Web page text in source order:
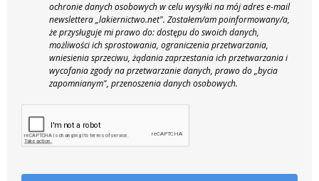
ochronie danych osobowych w celu wysyłki na mój adres e-mail
newslettera „lakiernictwo.net". Zostałem/am poinformowany/a,
że przysługuje mi prawo do: dostępu do swoich danych,
możliwości ich sprostowania, ograniczenia przetwarzania,
wniesienia sprzeciwu, żądania zaprzestania ich przetwarzania i
wycofania zgody na przetwarzanie danych, prawo do „bycia
zapomnianym", przenoszenia danych osobowych.